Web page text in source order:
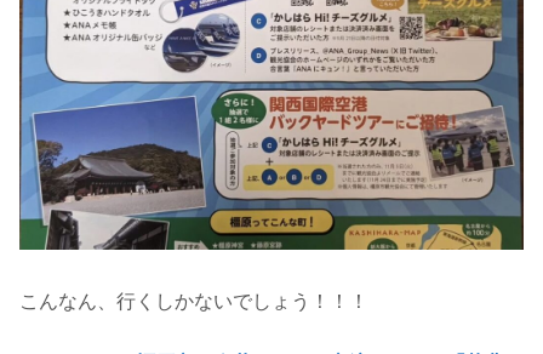
こんなん、行くしかないでしょう！！！